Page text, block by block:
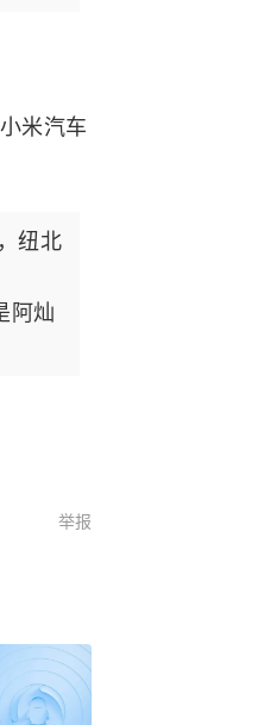
米汽车
纽北
阿灿
举报